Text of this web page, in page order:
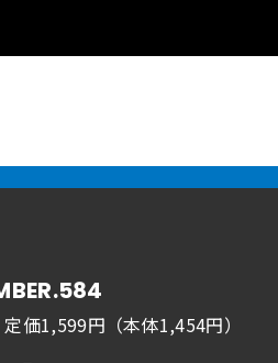
定価1,599円（本体1,454円）